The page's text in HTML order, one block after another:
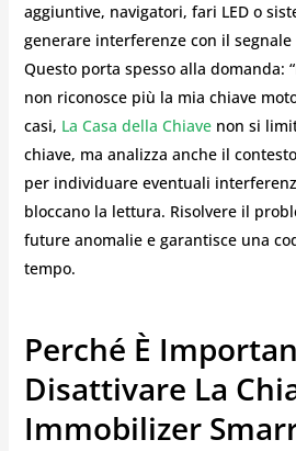
aggiuntive, navigatori, fari LED o
generare interferenze con il segnale
Questo porta spesso alla domanda:
non riconosce più la mia chiave
casi, La Casa della Chiave non si
chiave, ma analizza anche il
per individuare eventuali
bloccano la lettura. Risolvere il
future anomalie e garantisce una
tempo.
Perché È
Disattivare La
Immobilizer